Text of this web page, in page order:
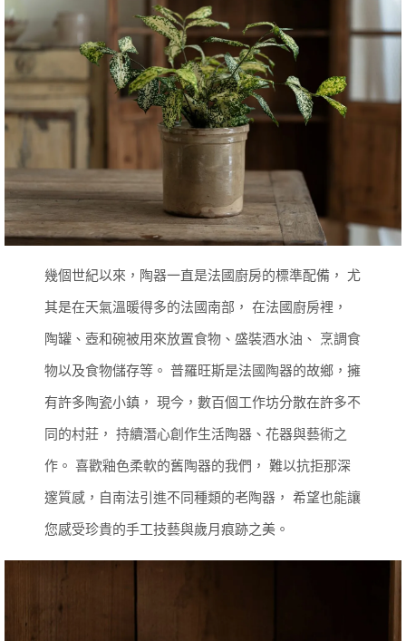
幾個世紀以來，陶器一直是法國廚房的標準配備， 尤
其是在天氣溫暖得多的法國南部， 在法國廚房裡，
陶罐、壺和碗被用來放置食物、盛裝酒水油、 烹調食
物以及食物儲存等。 普羅旺斯是法國陶器的故鄉，擁
有許多陶瓷小鎮， 現今，數百個工作坊分散在許多不
同的村莊， 持續潛心創作生活陶器、花器與藝術之
作。 喜歡釉色柔軟的舊陶器的我們， 難以抗拒那深
邃質感，自南法引進不同種類的老陶器， 希望也能讓
您感受珍貴的手工技藝與歲月痕跡之美。